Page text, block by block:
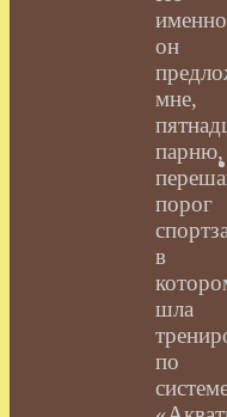
именно
он
мне,
парню,
порог
в
шла
по